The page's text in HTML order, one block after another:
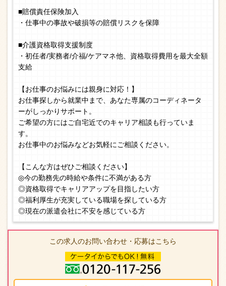
■賠償責任保険加入
・仕事中の事故や破損等の賠償リスクを保障
■介護資格取得支援制度
・初任者/実務者/介福/ケアマネ他、資格取得費用を最大全額
支給
【お仕事のお悩みには親身に対応！】
お仕事探しから就業中まで、あなた専属のコーディネータ
ーがしっかりサポート。
ご希望の方にはご自宅近でのキャリア相談も行っていま
す。
お仕事中のお悩みなどお気軽にご相談ください。
【こんな方はぜひご相談ください】
◎今の勤務先の時給や条件に不満がある方
◎資格取得でキャリアアップを目指したい方
◎福利厚生が充実している職場を探している方
◎現在の派遣会社に不安を感じている方
この求人のお問い合わせ・応募はこちら